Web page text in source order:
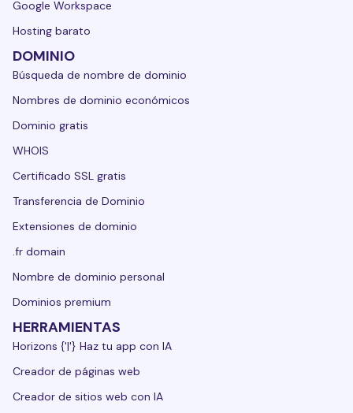
Google Workspace
Hosting barato
DOMINIO
Búsqueda de nombre de dominio
Nombres de dominio económicos
Dominio gratis
WHOIS
Certificado SSL gratis
Transferencia de Dominio
Extensiones de dominio
.fr domain
Nombre de dominio personal
Dominios premium
HERRAMIENTAS
Horizons {'|'} Haz tu app con IA
Creador de páginas web
Creador de sitios web con IA